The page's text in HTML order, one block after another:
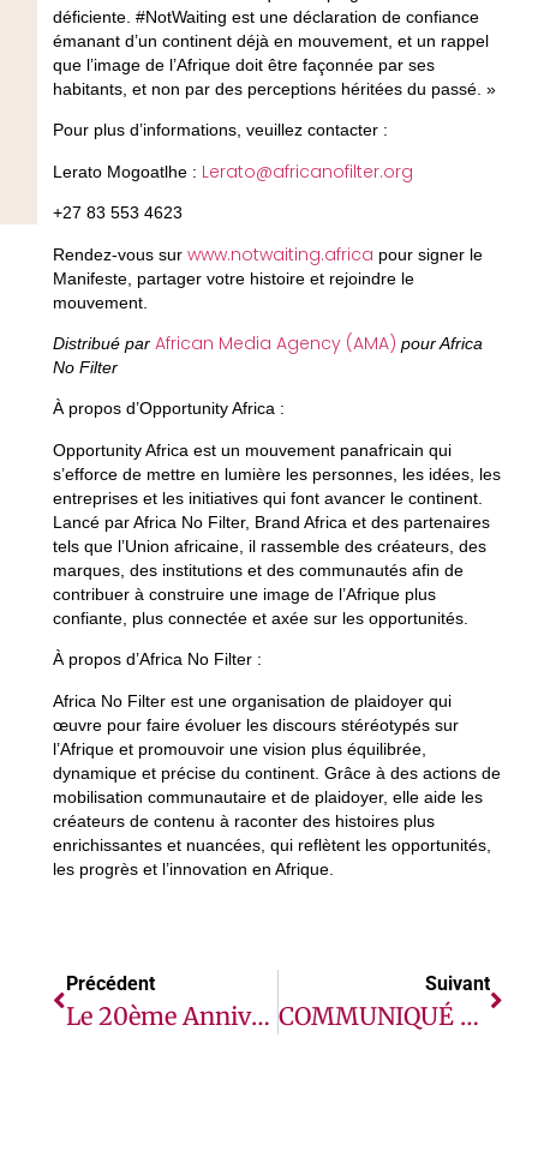
déficiente. #NotWaiting est une déclaration de confiance
émanant d’un continent déjà en mouvement, et un rappel
que l’image de l’Afrique doit être façonnée par ses
habitants, et non par des perceptions héritées du passé. »
Pour plus d’informations, veuillez contacter :
Lerato Mogoatlhe : Lerato@africanofilter.org
+27 83 553 4623
Rendez-vous sur www.notwaiting.africa pour signer le
Manifeste, partager votre histoire et rejoindre le
mouvement.
Distribué par African Media Agency (AMA) pour Africa
No Filter
À propos d’Opportunity Africa :
Opportunity Africa est un mouvement panafricain qui
s’efforce de mettre en lumière les personnes, les idées, les
entreprises et les initiatives qui font avancer le continent.
Lancé par Africa No Filter, Brand Africa et des partenaires
tels que l’Union africaine, il rassemble des créateurs, des
marques, des institutions et des communautés afin de
contribuer à construire une image de l’Afrique plus
confiante, plus connectée et axée sur les opportunités.
À propos d’Africa No Filter :
Africa No Filter est une organisation de plaidoyer qui
œuvre pour faire évoluer les discours stéréotypés sur
l’Afrique et promouvoir une vision plus équilibrée,
dynamique et précise du continent. Grâce à des actions de
mobilisation communautaire et de plaidoyer, elle aide les
créateurs de contenu à raconter des histoires plus
enrichissantes et nuancées, qui reflètent les opportunités,
les progrès et l’innovation en Afrique.
Précédent
Le 20ème Anniversaire Des Bâtisseurs De L’Économie Africaine Met À L’honneur Les Pays Aux Politiques Publiques Et Aux Dynamiques De Transformation Efficaces
Suivant
COMMUNIQUÉ DE LA FONDATION GATES SUR LE FINANCEMENT DE LA RIPOSTE À L’ÉPIDÉMIE D’ÉBOLA